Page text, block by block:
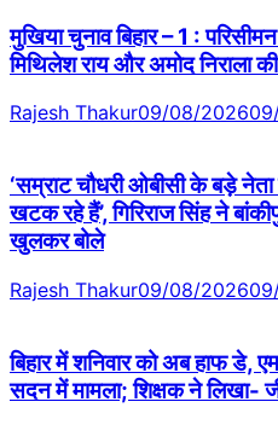
मुखिया चुनाव बिहार – 1 :
मिथिलेश राय और अमोद निराला
Rajesh Thakur09/08/2026
‘सम्राट चौधरी ओबीसी के बड़े
खटक रहे हैं’, गिरिराज सिंह ने
खुलकर बोले
Rajesh Thakur09/08/2026
बिहार में शनिवार को अब हाफ डे,
सदन में मामला; शिक्षक ने लिखा-